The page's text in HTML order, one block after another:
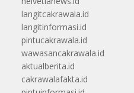
langitcakrawala.id
langitinformasi.id
pintucakrawala.id
wawasancakrawala.id
aktualberita.id
cakrawalafakta.id